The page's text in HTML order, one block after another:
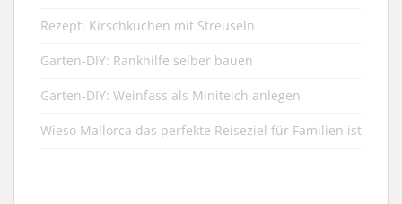
Rezept: Kirschkuchen mit Streuseln
Garten-DIY: Rankhilfe selber bauen
Garten-DIY: Weinfass als Miniteich anlegen
Wieso Mallorca das perfekte Reiseziel für Familien ist